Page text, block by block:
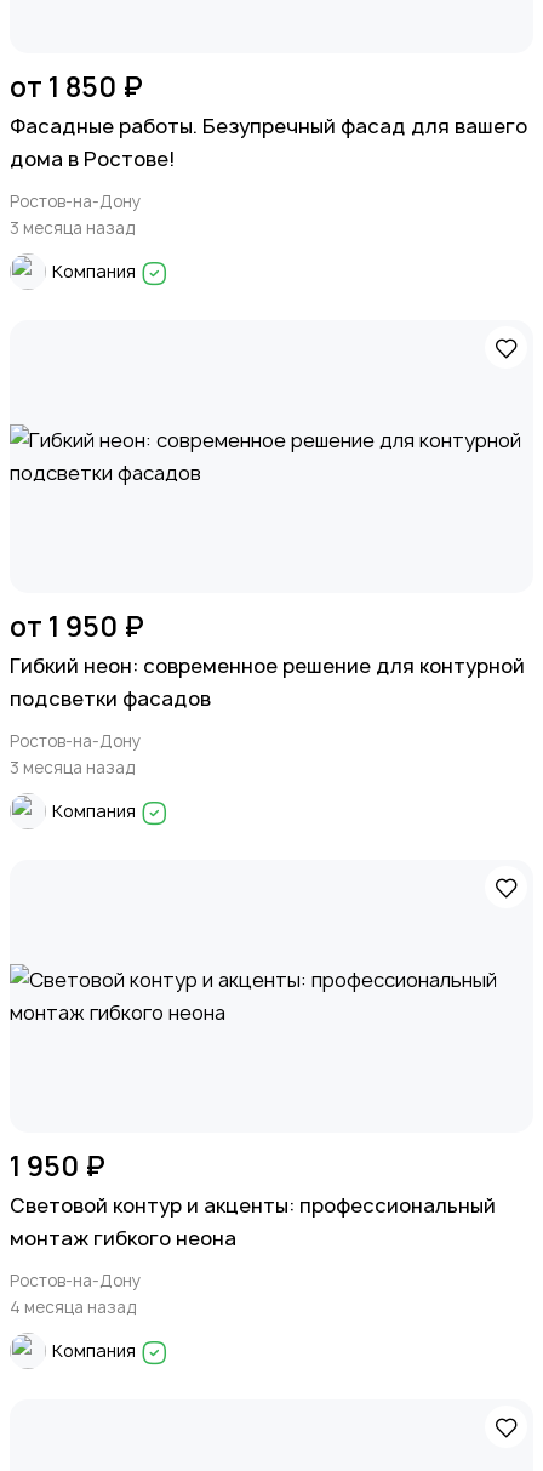
от 1 850 ₽
Фасадные работы. Безупречный фасад для вашего
дома в Ростове!
Ростов-на-Дону
3 месяца назад
Компания
от 1 950 ₽
Гибкий неон: современное решение для контурной
подсветки фасадов
Ростов-на-Дону
3 месяца назад
Компания
1 950 ₽
Световой контур и акценты: профессиональный
монтаж гибкого неона
Ростов-на-Дону
4 месяца назад
Компания